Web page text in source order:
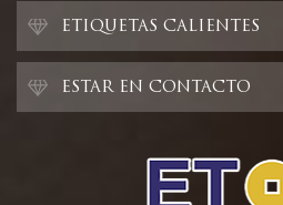
ETIQUETAS CALIENTES
ESTAR EN CONTACTO